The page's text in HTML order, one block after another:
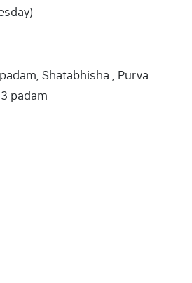
Shatabhisha , Purva
padam